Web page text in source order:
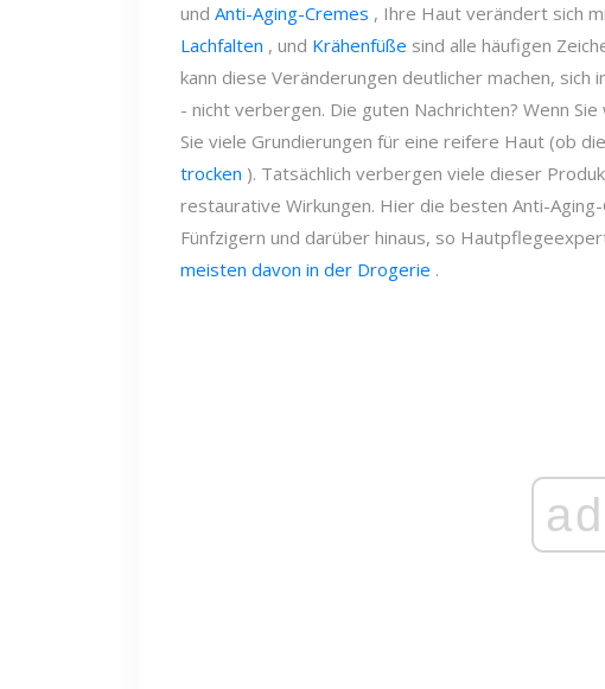
und Anti-Aging-Cremes , Ihre Haut verändert sich
Lachfalten , und Krähenfüße sind alle häufigen
kann diese Veränderungen deutlicher machen, sich
- nicht verbergen. Die guten Nachrichten? Wenn
Sie viele Grundierungen für eine reifere Haut (ob
trocken ). Tatsächlich verbergen viele dieser
restaurative Wirkungen. Hier die besten Anti-
Fünfzigern und darüber hinaus, so
meisten davon in der Drogerie .
ad